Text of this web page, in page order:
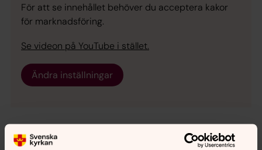
För att se innehållet behöver du acceptera kakor
för marknadsföring.
Se videon på YouTube i stället.
Ändra inställningar